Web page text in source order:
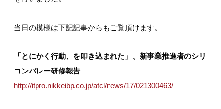
当日の模様は下記記事からもご覧頂けます。
「とにかく行動、を叩き込まれた」、新事業推進者のシリ
コンバレー研修報告
http://itpro.nikkeibp.co.jp/atcl/news/17/021300463/